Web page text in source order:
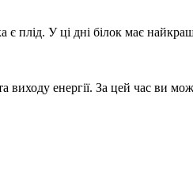
У ці дні білок має
виходу енергії. За цей час ви